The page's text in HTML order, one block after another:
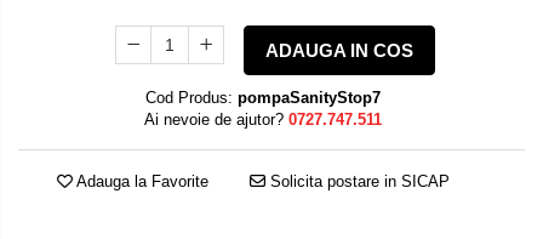
ADAUGA IN COS
Cod Produs: pompaSanityStop7
Ai nevoie de ajutor? 0727.747.511
Adauga la Favorite Solicita postare in SICAP